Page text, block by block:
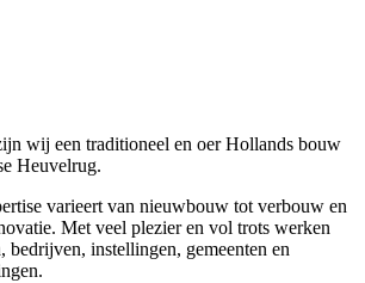
wij een traditioneel en oer Hollands bouw
Heuvelrug.
varieert van nieuwbouw tot verbouw en
Met veel plezier en vol trots werken
instellingen, gemeenten en